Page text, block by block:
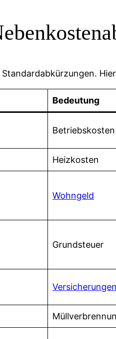
Bedeutung
Betriebskosten
Heizkosten
Wohngeld
Grundsteuer
Versicherungen